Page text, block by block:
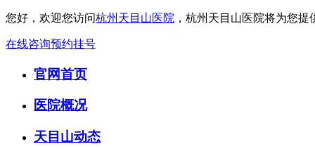
您好，欢迎您访问杭州天目山医院 ，杭州天目山医院将为您
在线咨询预约挂号
官网首页
医院概况
天目山动态